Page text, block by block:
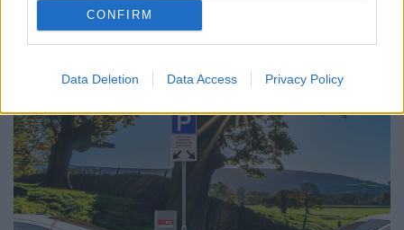
CONFIRM
Data Deletion Data Access Privacy Policy
προετοιμάζει το σπίτι για το καλοκαίρι
Newsroom